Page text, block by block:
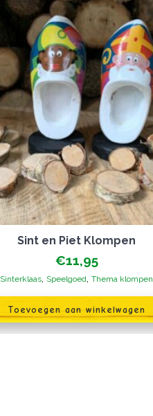
Sint en Piet Klompen
€11,95
Sinterklaas, Speelgoed,Thema klompen
Toevoegen aan winkelwagen